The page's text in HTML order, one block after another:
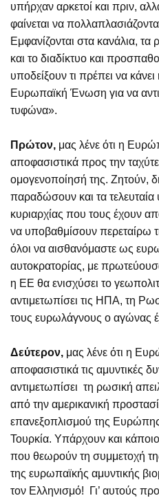
υπήρχαν αρκετοί και πριν,
φαίνεται να
Εμφανίζονται στα κανάλια, τα
και το διαδίκτυο και
υποδείξουν τι πρέπει να
Ευρωπαϊκή Ένωση για να
τυφώνα».
Πρώτον, μας λένε ότι η
αποφασιστικά προς την
ομογενοποίησή της. Ζητούν,
παραδώσουν και τα τελευταία
κυριαρχίας που τους έχουν
να υποβαθμίσουν περεταίρω
όλοι να αισθανόμαστε ως
αυτοκρατορίας, με
η ΕΕ θα ενισχύσει το
αντιμετωπίσει τις ΗΠΑ, τη
τους ευρωλάγνους ο αγώνας
Δεύτερον, μας λένε ότι η
αποφασιστικά τις αμυντικές
αντιμετωπίσει τη ρωσική
από την αμερικανική
επανεξοπλισμού της
Τουρκία. Υπάρχουν και
που θεωρούν τη συμμετοχή
της ευρωπαϊκής αμυντικής
τον Ελληνισμό! Γι’ αυτούς